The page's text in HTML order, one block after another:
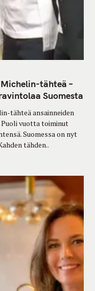
tähteä –
Suomesta
tähteä ansainneiden
vuotta toiminut
Suomessa on nyt
tähden..